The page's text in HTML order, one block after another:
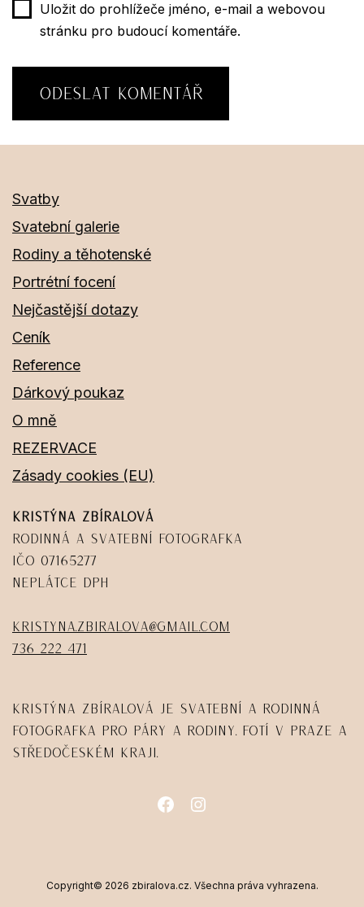
Uložit do prohlížeče jméno, e-mail a webovou
stránku pro budoucí komentáře.
Svatby
Svatební galerie
Rodiny a těhotenské
Portrétní focení
Nejčastější dotazy
Ceník
Reference
Dárkový poukaz
O mně
REZERVACE
Zásady cookies (EU)
Kristýna Zbíralová
Rodinná a svatební fotografka
IČO 07165277
Neplátce DPH
kristyna.zbiralova@gmail.com
736 222 471
Kristýna Zbíralová je svatební a rodinná
fotografka pro páry a rodiny. Fotí v Praze a
Středočeském kraji.
Copyright© 2026 zbiralova.cz. Všechna práva vyhrazena.